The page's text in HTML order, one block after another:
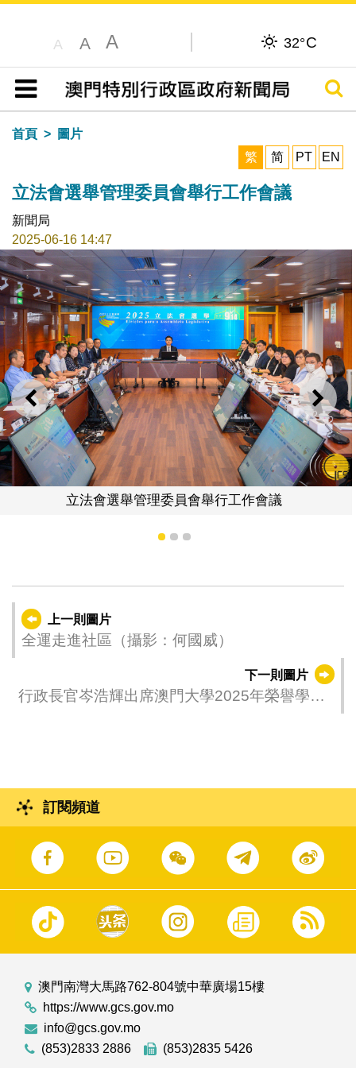
A A A 32°C
目錄
搜尋
首頁
圖片
繁
简 PT EN
立法會選舉管理委員會舉行工作會議
新聞局
2025-06-16 14:47
上一則 下一
立法會選舉管理委員會舉行工作會議
1 2 3
上一則圖片
全運走進社區（攝影：何國威）
下一則圖片
行政長官岑浩輝出席澳門大學2025年榮譽學位
訂閱頻道
澳門南灣大馬路762-804號中華廣場15樓
https://www.gcs.gov.mo
info@gcs.gov.mo
(853)2833 2886
(853)2835 5426